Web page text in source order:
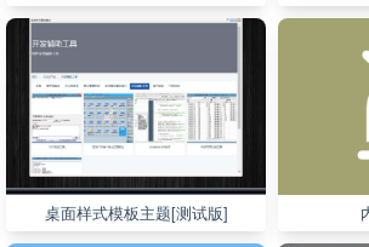
桌面样式模板主题[测试版]